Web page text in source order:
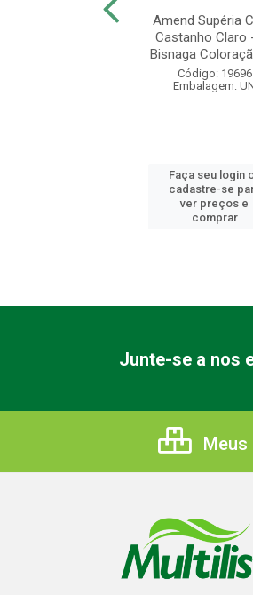
Amend Supéria
Castanho Claro
Bisnaga
Código: 19696
Embalagem:
Faça seu login
cadastre-se
ver preços e
comprar
Junte-se a nos
Meus